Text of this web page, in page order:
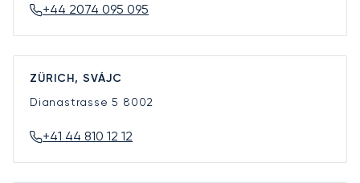
+44 2074 095 095
ZÜRICH, SVÁJC
Dianastrasse 5 8002
+41 44 810 12 12